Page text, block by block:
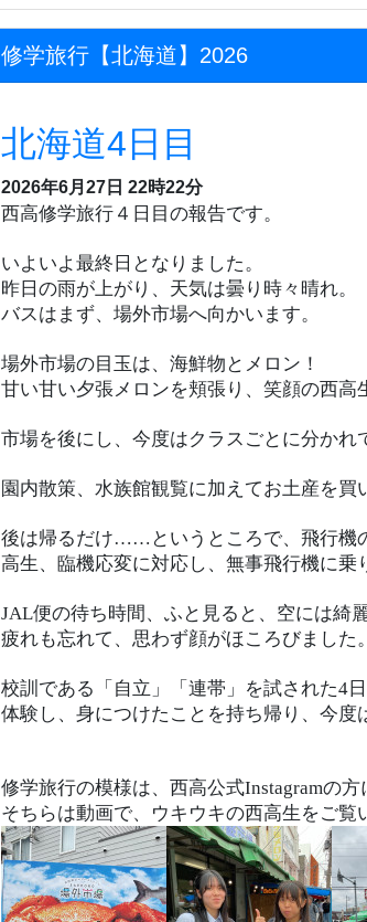
修学旅行【北海道】2026
北海道4日目
2026年6月27日 22時22分
西高修学旅行４日目の報告です。
いよいよ最終日となりました。
昨日の雨が上がり、天気は曇り時々晴れ。
バスはまず、場外市場へ向かいます。
場外市場の目玉は、海鮮物とメロン！
甘い甘い夕張メロンを頬張り、笑顔の西高
市場を後にし、今度はクラスごとに分かれ
園内散策、水族館観覧に加えてお土産を買
後は帰るだけ……というところで、飛行機
高生、臨機応変に対応し、無事飛行機に乗
JAL便の待ち時間、ふと見ると、空には綺
疲れも忘れて、思わず顔がほころびました。
校訓である「自立」「連帯」を試された4日
体験し、身につけたことを持ち帰り、今度
修学旅行の模様は、西高公式Instagramの方
そちらは動画で、ウキウキの西高生をご覧